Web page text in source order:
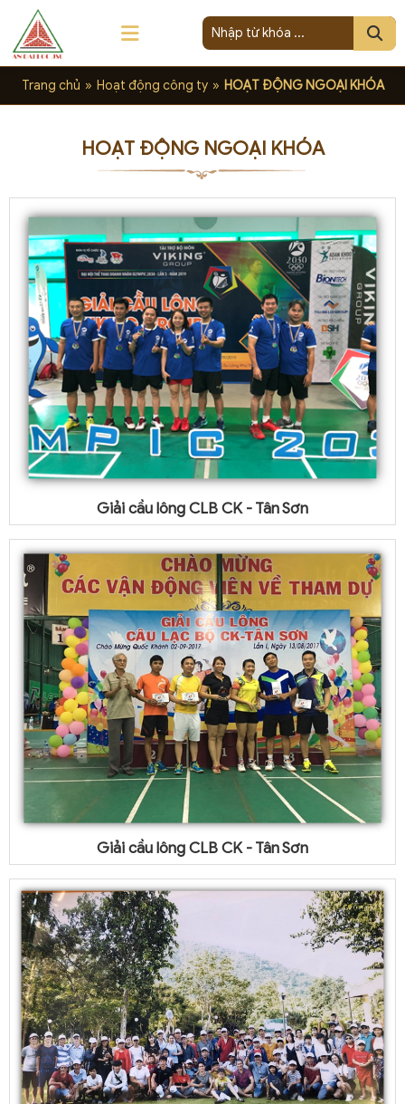
Trang chủ » Hoạt động công ty » HOẠT ĐỘNG NGOẠI KHÓA
HOẠT ĐỘNG NGOẠI KHÓA
Giải cầu lông CLB CK - Tân Sơn
Giải cầu lông CLB CK - Tân Sơn